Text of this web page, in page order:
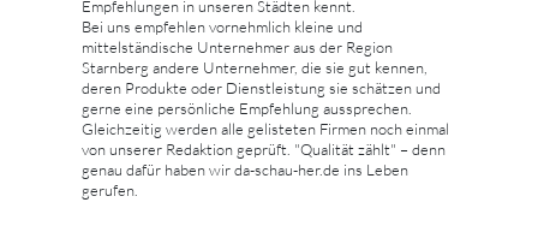
Empfehlungen in unseren Städten kennt.
Bei uns empfehlen vornehmlich kleine und
mittelständische Unternehmer aus der Region
Starnberg andere Unternehmer, die sie gut kennen,
deren Produkte oder Dienstleistung sie schätzen und
gerne eine persönliche Empfehlung aussprechen.
Gleichzeitig werden alle gelisteten Firmen noch einmal
von unserer Redaktion geprüft. "Qualität zählt" – denn
genau dafür haben wir da-schau-her.de ins Leben
gerufen.